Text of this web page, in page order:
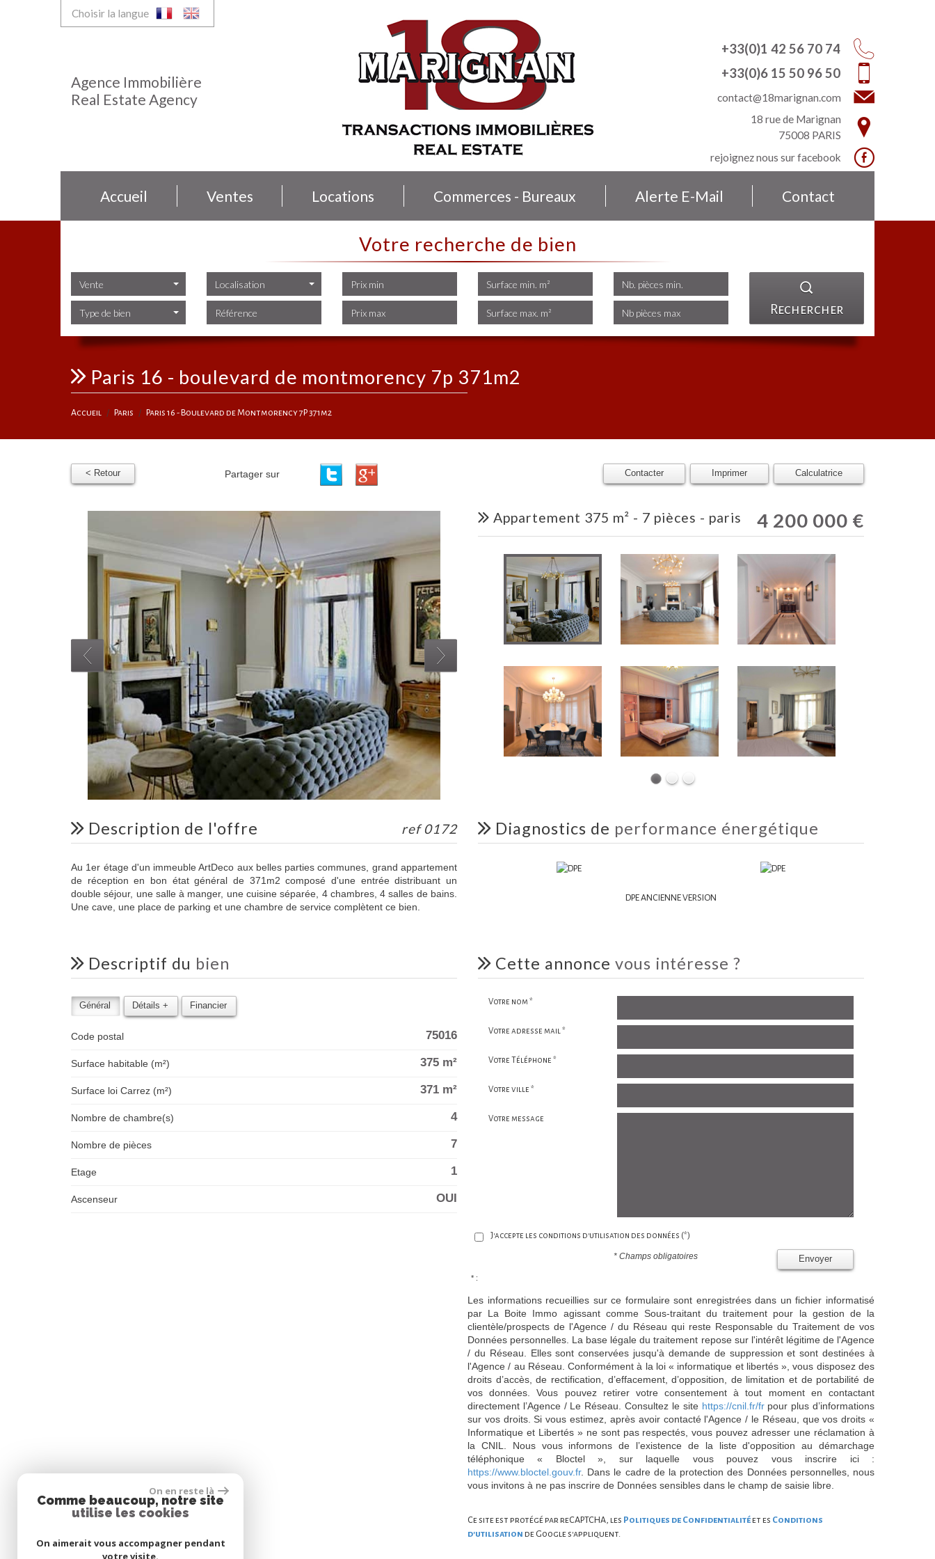
Choisir la langue
Agence Immobilière
Real Estate Agency
+33(0)1 42 56 70 74
+33(0)6 15 50 96 50
contact@18marignan.com
18 rue de Marignan
75008 PARIS
rejoignez nous surfacebook
Accueil Ventes Locations Commerces - Bureaux Alerte E-Mail Contact
votre recherche de bien
Vente
Type de bien
Localisation
Rechercher
paris 16 - boulevard de montmorency 7p 371m2
Accueil Paris Paris 16 - Boulevard de Montmorency 7P 371m2
< Retour Partager sur Contacter Imprimer Calculatrice
appartement 375 m² - 7 pièces - paris 4 200 000 €
description de l'offre ref 0172
Au 1er étage d'un immeuble ArtDeco aux belles parties communes, grand appartement
de réception en bon état général de 371m2 composé d'une entrée distribuant un
double séjour, une salle à manger, une cuisine séparée, 4 chambres, 4 salles de bains.
Une cave, une place de parking et une chambre de service complètent ce bien.
diagnostics de performance énergétique
DPE ANCIENNE VERSION
descriptif du bien
Général Détails + Financier
Code postal 75016
Surface habitable (m²) 375 m²
Surface loi Carrez (m²) 371 m²
Nombre de chambre(s) 4
Nombre de pièces 7
Etage 1
Ascenseur OUI
cette annonce vous intéresse ?
Votre nom *
Votre adresse mail *
Votre Téléphone *
Votre ville *
Votre message
J'accepte les conditions d'utilisation des données (*)
Envoyer
* Champs obligatoires
* :
Les informations recueillies sur ce formulaire sont enregistrées dans un fichier informatisé
par La Boite Immo agissant comme Sous-traitant du traitement pour la gestion de la
clientèle/prospects de l'Agence / du Réseau qui reste Responsable du Traitement de vos
Données personnelles. La base légale du traitement repose sur l'intérêt légitime de l'Agence
/ du Réseau. Elles sont conservées jusqu'à demande de suppression et sont destinées à
l'Agence / au Réseau. Conformément à la loi « informatique et libertés », vous disposez des
droits d’accès, de rectification, d’effacement, d’opposition, de limitation et de portabilité de
vos données. Vous pouvez retirer votre consentement à tout moment en contactant
directement l’Agence / Le Réseau. Consultez le site https://cnil.fr/frpour plus d’informations
sur vos droits. Si vous estimez, après avoir contacté l'Agence / le Réseau, que vos droits «
Informatique et Libertés » ne sont pas respectés, vous pouvez adresser une réclamation à
la CNIL. Nous vous informons de l’existence de la liste d'opposition au démarchage
téléphonique « Bloctel », sur laquelle vous pouvez vous inscrire ici :
https://www.bloctel.gouv.fr. Dans le cadre de la protection des Données personnelles, nous
vous invitons à ne pas inscrire de Données sensibles dans le champ de saisie libre.
Ce site est protégé par reCAPTCHA, les Politiques de Confidentialitéet es Conditions
d'utilisation de Google s'appliquent.
On en reste là
Comme beaucoup, notre site
utilise les cookies
On aimerait vous accompagner pendant
votre visite.